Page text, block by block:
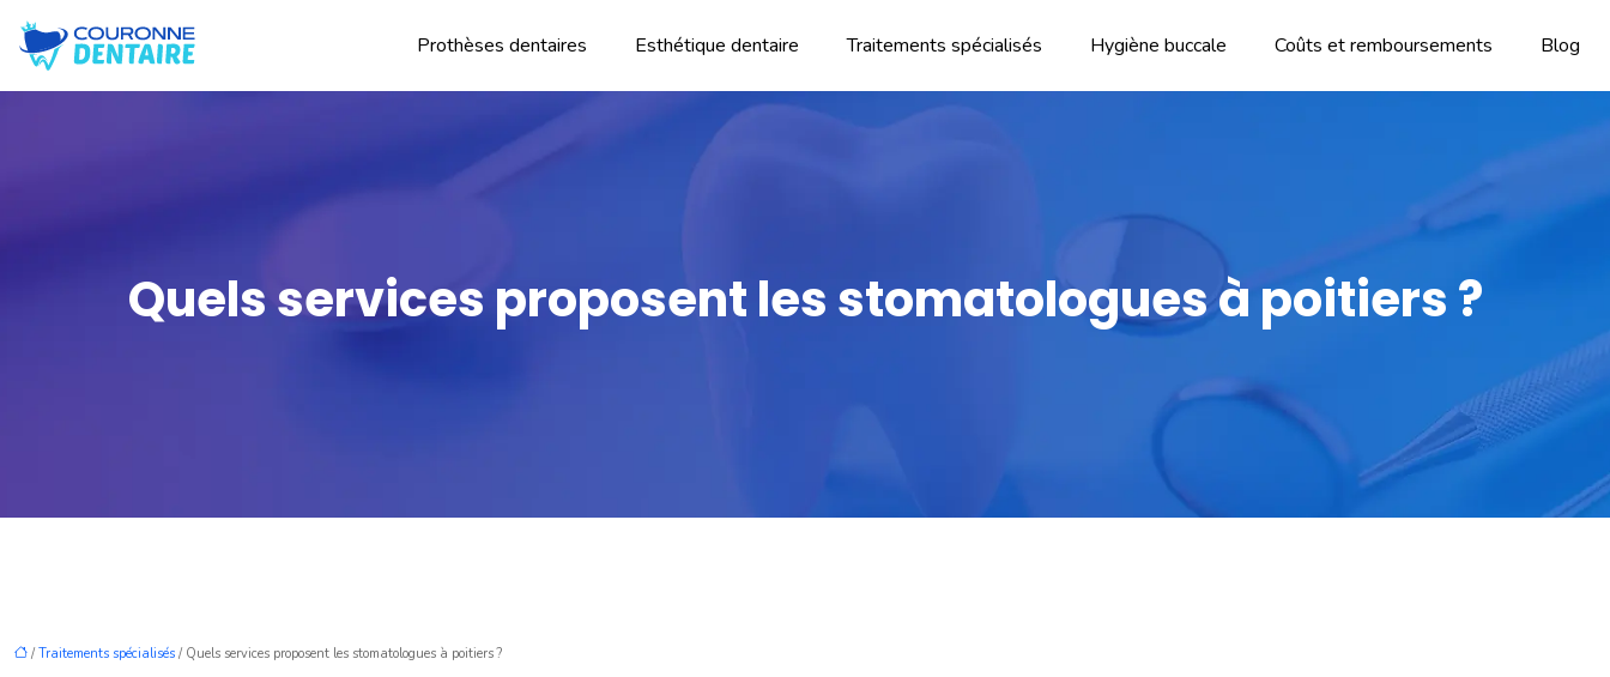
Prothèses dentaires Esthétique dentaire Traitements spécialisés Hygiène buccale Coûts et remboursements Blog
Quels services proposent les stomatologues à poitiers ?
/Traitements spécialisés / Quels services proposent les stomatologues à poitiers ?